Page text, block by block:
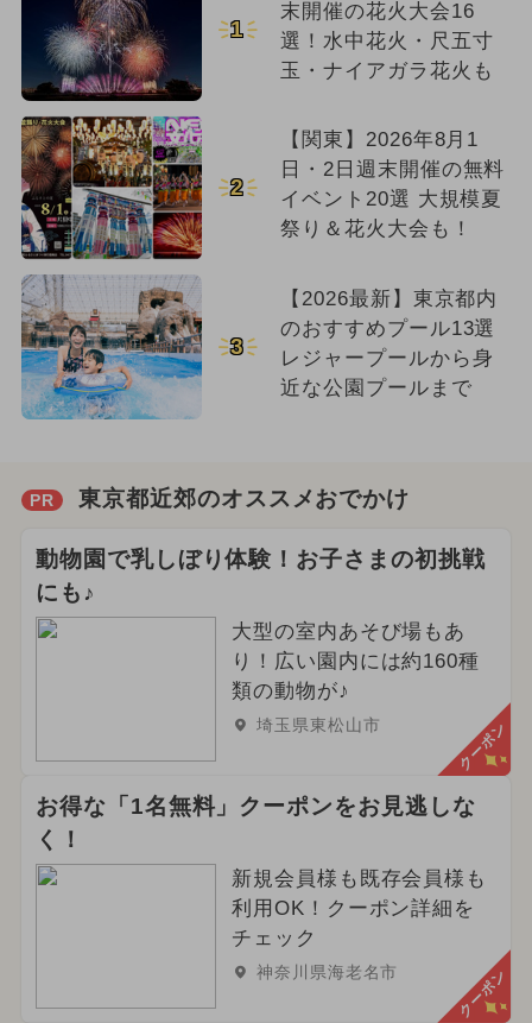
1
末開催の花火大会16
選！水中花火・尺五寸
玉・ナイアガラ花火も
2
【関東】2026年8月1
日・2日週末開催の無料
イベント20選 大規模夏
祭り＆花火大会も！
3
【2026最新】東京都内
のおすすめプール13選
レジャープールから身
近な公園プールまで
PR 東京都近郊のオススメおでかけ
動物園で乳しぼり体験！お子さまの初挑戦
にも♪
大型の室内あそび場もあ
り！広い園内には約160種
類の動物が♪
埼玉県東松山市 クーポン
お得な「1名無料」クーポンをお見逃しな
く！
新規会員様も既存会員様も
利用OK！クーポン詳細を
チェック
神奈川県海老名市 クーポン